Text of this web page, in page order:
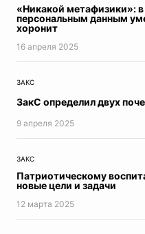
«Никакой метафизики»:
персональным данным
хоронит
16 апреля 2025
ЗАКС
ЗакС определил двух
9 апреля 2025
ЗАКС
Патриотическому
новые цели и задачи
12 мартa 2025
Здоровье ребенка
Будущее Петербурга